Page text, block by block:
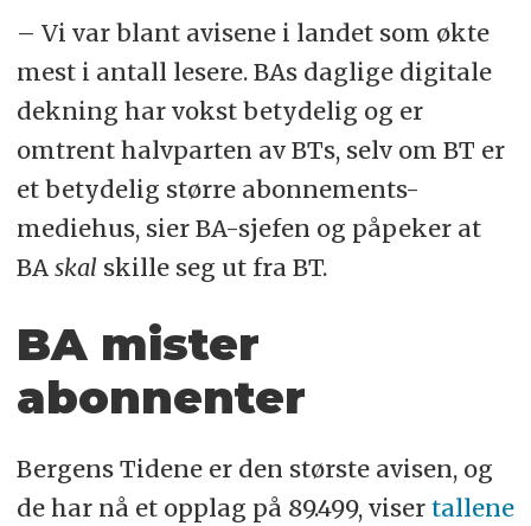
– Vi var blant avisene i landet som økte
mest i antall lesere. BAs daglige digitale
dekning har vokst betydelig og er
omtrent halvparten av BTs, selv om BT er
et betydelig større abonnements-
mediehus, sier BA-sjefen og påpeker at
BA skal skille seg ut fra BT.
BA mister
abonnenter
Bergens Tidene er den største avisen, og
de har nå et opplag på 89.499, viser tallene